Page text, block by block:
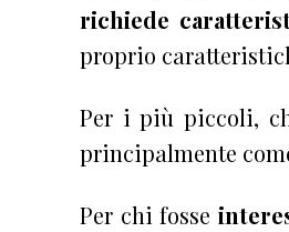
richiede
proprio
Per i più piccoli,
principalmente
Per chi fosse